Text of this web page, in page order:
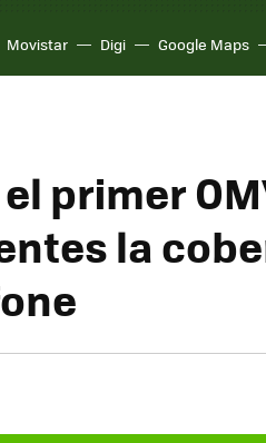
Movistar Digi Google Maps
primer
la